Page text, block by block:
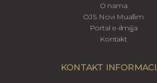
O nama
OJS Novi Muallim
Portal e-ilmijja
Kontakt
KONTAKT